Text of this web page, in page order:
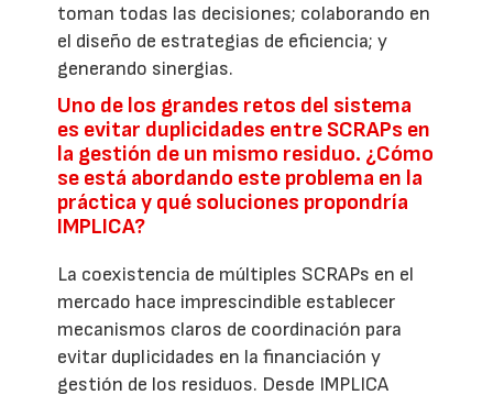
toman todas las decisiones; colaborando en
el diseño de estrategias de eficiencia; y
generando sinergias.
Uno de los grandes retos del sistema
es evitar duplicidades entre SCRAPs en
la gestión de un mismo residuo. ¿Cómo
se está abordando este problema en la
práctica y qué soluciones propondría
IMPLICA?
La coexistencia de múltiples SCRAPs en el
mercado hace imprescindible establecer
mecanismos claros de coordinación para
evitar duplicidades en la financiación y
gestión de los residuos. Desde IMPLICA